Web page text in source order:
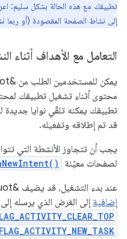
تطبيقك مع هذه الحالة بشكل سليم:
إلى نشاط الصفحة المقصودة (أو
التعامل مع الأهداف أثناء
محتوى أثناء تشغيل تطبيقك
تطبيقك يمكنه تلقّي نوايا جديدة
قد تم إطلاقه وتفعيله.
يجب أن تتجاوز الأنشطة التي
لصفحات معيّنة
عند بدء التشغيل، قد يضيف &quot;مساعد Google&quot;
إضافية إلى الغرض الذي يرسله
FLAG_ACTIVITY_NEW_TASK